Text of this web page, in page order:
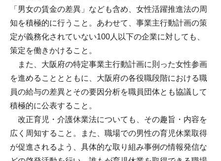
「男女の賃金の差異」なども含め、女性活躍推進法の周
知を積極的に行うこと。あわせて、事業主行動計画の策
定が義務化されていない100人以下の企業に対しても、
策定を働きかけること。
また、大阪府の特定事業主行動計画に則った女性参画
を進めることとともに、大阪府の各役職段階における職
員の給与の差異とその要因分析を職員団体とも協議して
積極的に公表すること。
改正育児・介護休業法についても、その趣旨・内容を
広く周知すること。また、職場での男性の育児休業取得
が促進されるよう、具体的な取り組み事例の情報発信な